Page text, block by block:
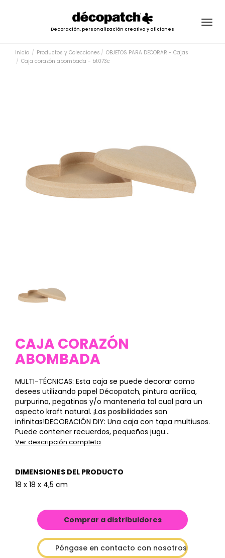
Decoración, personalización creativa y aficiones
Inicio Productos y Colecciones
OBJETOS PARA DECORAR - Cajas
Caja corazón abombada - bt073c
CAJA CORAZÓN
ABOMBADA
MULTI-TÉCNICAS: Esta caja se puede decorar como
desees utilizando papel Décopatch, pintura acrílica,
purpurina, pegatinas y/o mantenerla tal cual para un
aspecto kraft natural. ¡Las posibilidades son
infinitas!DECORACIÓN DIY: Una caja con tapa multiusos.
Puede contener recuerdos, pequeños jugu...
Ver descripción completa
DIMENSIONES DEL PRODUCTO
18 x 18 x 4,5 cm
Comprar a distribuidores
Póngase en contacto con nosotros